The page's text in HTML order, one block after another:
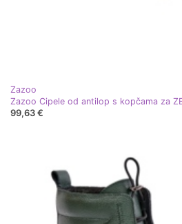
Zazoo
Zazoo Cipele od antilop s kopčama za
99,63 €